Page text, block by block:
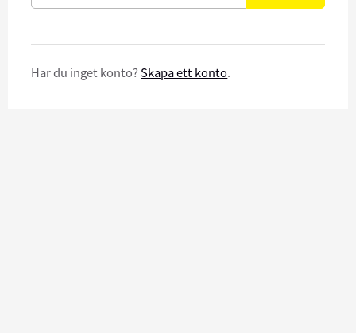
Har du inget konto? Skapa ett konto.